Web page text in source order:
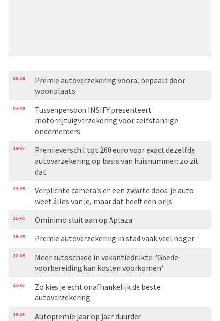
06-08
Premie autoverzekering vooral bepaald door
woonplaats
05-08
Tussenpersoon INSIFY presenteert
motorrijtuigverzekering voor zelfstandige
ondernemers
16-07
Premieverschil tot 260 euro voor exact dezelfde
autoverzekering op basis van huisnummer: zo zit
dat
24-05
Verplichte camera’s en een zwarte doos: je auto
weet álles van je, maar dat heeft een prijs
21-05 Ominimo sluit aan op Aplaza
18-05 Premie autoverzekering in stad vaak veel hoger
12-05
Meer autoschade in vakantiedrukte: 'Goede
voorbereiding kan kosten voorkomen'
25-03
Zo kies je echt onafhankelijk de beste
autoverzekering
18-03 Autopremie jaar op jaar duurder